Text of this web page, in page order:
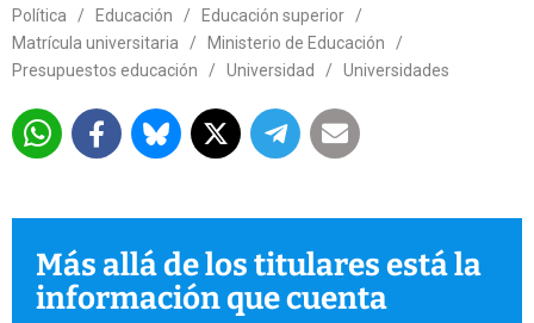
Política / Educación / Educación superior
/
Matrícula universitaria
/ Ministerio de Educación
/
Presupuestos educación
/ Universidad / Universidades
Más allá de los titulares está la
información que cuenta